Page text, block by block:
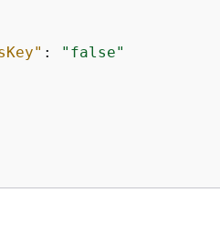
:
"false"